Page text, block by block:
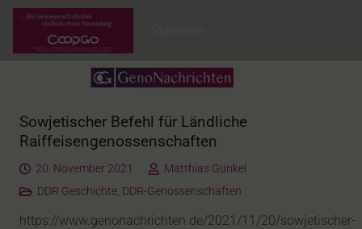
Sowjetischer Befehl für Ländliche
Raiffeisengenossenschaften
20. November 2021
Matthias Günkel
DDR Geschichte, DDR-Genossenschaften
https://www.genonachrichten.de/2021/11/20/sowjetischer-